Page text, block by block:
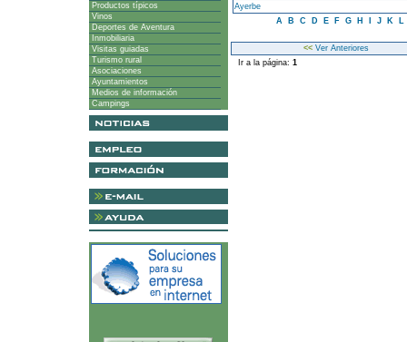
Productos típicos
Vinos
Deportes de Aventura
Inmobiliaria
Visitas guiadas
Turismo rural
Asociaciones
Ayuntamientos
Medios de información
Campings
Ayerbe
A
B C D E F G H J K L
<< Ver Anteriores
Ir a la página: 1